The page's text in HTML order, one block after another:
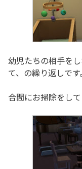
幼児たちの相手を
て、の繰り返しです。
合間にお掃除をし